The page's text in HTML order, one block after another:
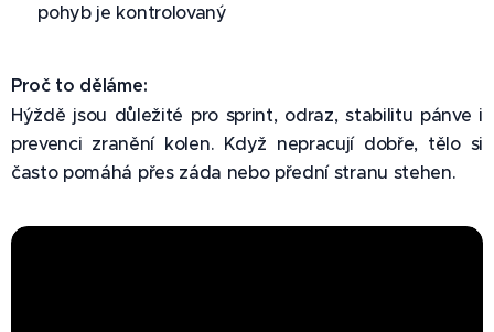
✅ pohyb je kontrolovaný
Proč to děláme:
Hýždě jsou důležité pro sprint, odraz, stabilitu pánve i
prevenci zranění kolen. Když nepracují dobře, tělo si
často pomáhá přes záda nebo přední stranu stehen.